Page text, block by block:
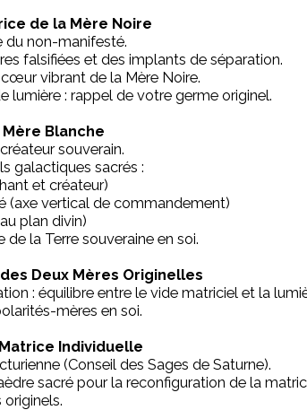
de la Mère Noire
du non-manifesté.
falsifiées et des implants de séparation.
vibrant de la Mère Noire.
lumière : rappel de votre germe originel.
Blanche
souverain.
galactiques sacrés :
et créateur)
(axe vertical de commandement)
plan divin)
la Terre souveraine en soi.
Deux Mères Originelles
: équilibre entre le vide matriciel et la
mères en soi.
Individuelle
(Conseil des Sages de Saturne).
sacré pour la reconfiguration de la